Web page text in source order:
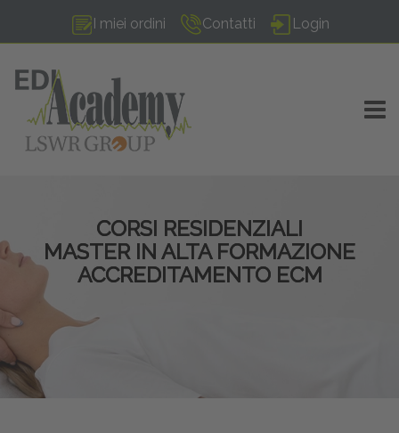
I miei ordini Contatti Login
CORSI RESIDENZIALI
MASTER IN ALTA FORMAZIONE
ACCREDITAMENTO ECM